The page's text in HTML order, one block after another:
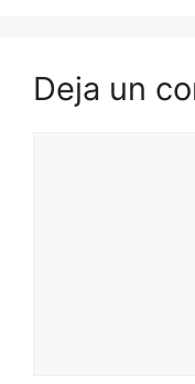
Deja un